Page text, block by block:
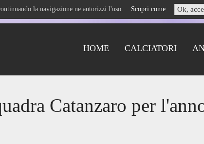
la navigazione ne autorizzi l'uso. Scopri come Ok,
HOME CALCIATORI
Catanzaro per